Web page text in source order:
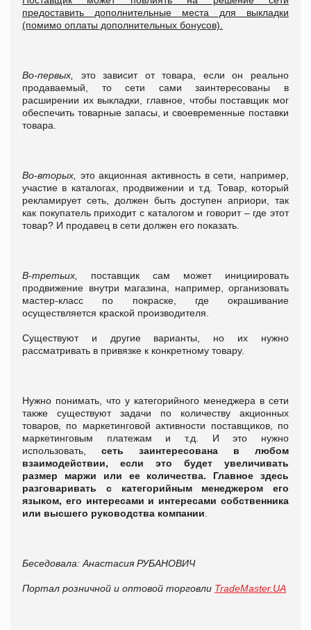
предоставить дополнительные места для выкладки
(помимо оплаты дополнительных бонусов).
Во-первых,
это зависит от товара, если он реально
продаваемый, то сети сами заинтересованы в
расширении их выкладки, главное, чтобы поставщик мог
обеспечить товарные запасы, и своевременные поставки
товара.
Во-вторых,
это акционная активность в сети, например,
участие в каталогах, продвижении и т.д. Товар, который
рекламирует сеть, должен быть доступен априори, так
как покупатель приходит с каталогом и говорит – где этот
товар? И продавец в сети должен его показать.
В-третьих,
поставщик сам может инициировать
продвижение внутри магазина, например, организовать
мастер-класс по покраске, где окрашивание
осуществляется краской производителя.
Существуют и другие варианты, но их нужно
рассматривать в привязке к конкретному товару.
Нужно понимать, что у категорийного менеджера в сети
также существуют задачи по количеству акционных
товаров, по маркетинговой активности поставщиков, по
маркетинговым платежам и т.д. И это нужно
использовать, сеть заинтересована в любом
взаимодействии, если это будет увеличивать
размер маржи или ее количества. Главное здесь
разговаривать с категорийным менеджером его
языком, его интересами и интересами собственника
или высшего руководства компании
Беседовала: Анастасия РУБАНОВИЧ
Портал розничной и оптовой торговли TradeMaster.UA